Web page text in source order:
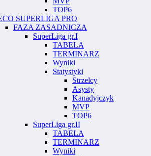
TOP6
SUPERLIGA PRO
FAZA ZASADNICZA
SuperLiga gr.I
TABELA
TERMINARZ
Wyniki
Statystyki
Strzelcy
Asysty
Kanadyjczyk
MVP
TOP6
SuperLiga gr.II
TABELA
TERMINARZ
Wyniki